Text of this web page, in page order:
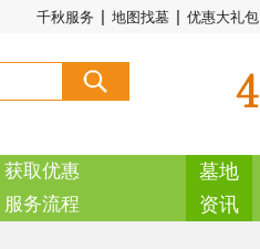
千秋服务 | 地图找墓 | 优惠大礼包
获取优惠
服务流程
墓地
资讯